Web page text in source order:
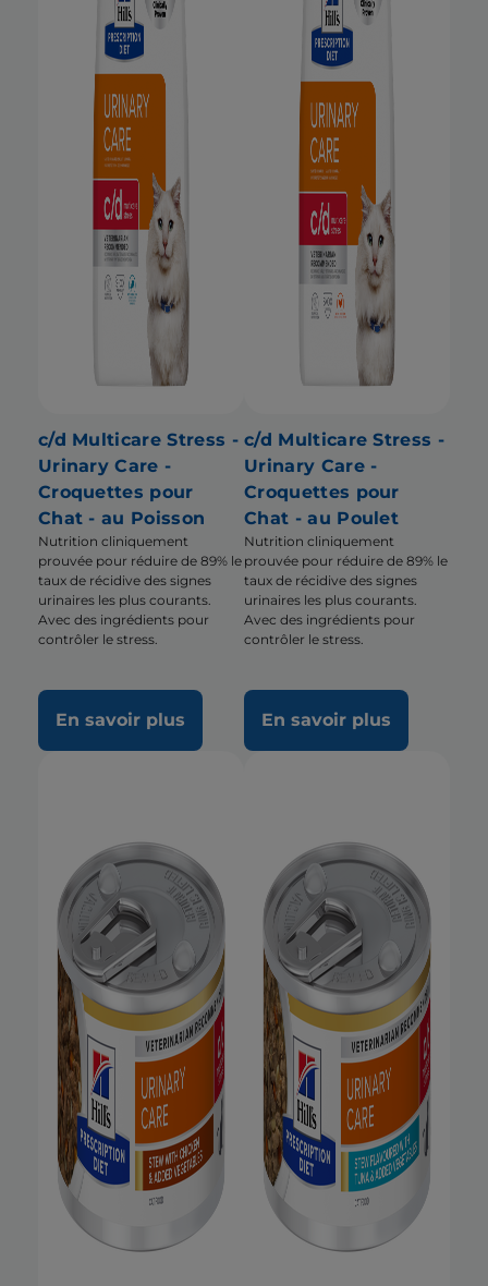
c/d Multicare Stress -
Urinary Care -
Croquettes pour
Chat - au Poisson
Nutrition cliniquement
prouvée pour réduire de 89% le
taux de récidive des signes
urinaires les plus courants.
Avec des ingrédients pour
contrôler le stress.
En savoir plus
c/d Multicare Stress -
Urinary Care -
Croquettes pour
Chat - au Poulet
Nutrition cliniquement
prouvée pour réduire de 89% le
taux de récidive des signes
urinaires les plus courants.
Avec des ingrédients pour
contrôler le stress.
En savoir plus